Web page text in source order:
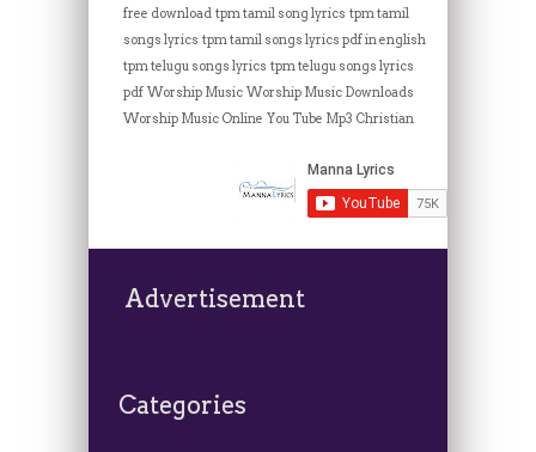
free download tpm tamil song lyrics tpm tamil
songs lyrics tpm tamil songs lyrics pdf in english
tpm telugu songs lyrics tpm telugu songs lyrics
pdf Worship Music Worship Music Downloads
Worship Music Online You Tube Mp3 Christian
Advertisement
Categories